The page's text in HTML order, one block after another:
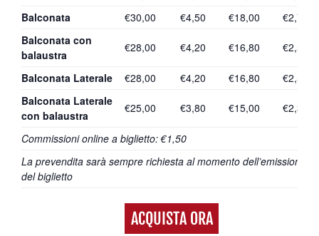
Commissioni online a biglietto: €1,50
La prevendita sarà sempre richiesta al momento dell’emissione
del biglietto
Balconata
€30,00 €4,50 €18,00
€2,70
Balconata con
balaustra
€28,00 €4,20 €16,80 €2,50
Balconata Laterale €28,00 €4,20 €16,80
€2,50
Balconata Laterale
con balaustra
€25,00 €3,80 €15,00 €2,30
ACQUISTA ORA